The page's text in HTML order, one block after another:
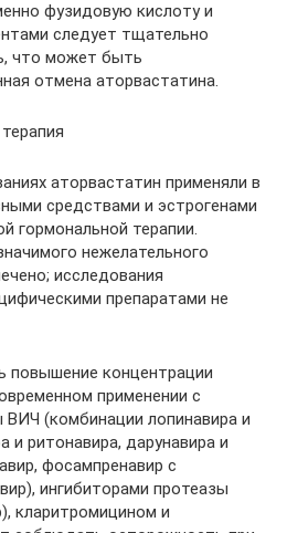
фузидовую кислоту и
следует тщательно
что может быть
отмена аторвастатина.
аторвастатин применяли в
средствами и эстрогенами
гормональной терапии.
нежелательного
исследования
препаратами не
повышение концентрации
применении с
ВИЧ (комбинации лопинавира и
и ритонавира, дарунавира и
фосампренавир с
ингибиторами протеазы
кларитромицином и